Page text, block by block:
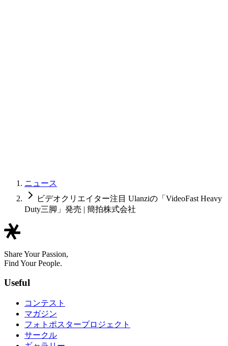
ニュース
ビデオクリエイター注目 Ulanziの「VideoFast Heavy
Duty三脚」発売 | 簡拍株式会社
Share Your Passion,
Find Your People.
Useful
コンテスト
マガジン
フォトポスタープロジェクト
サークル